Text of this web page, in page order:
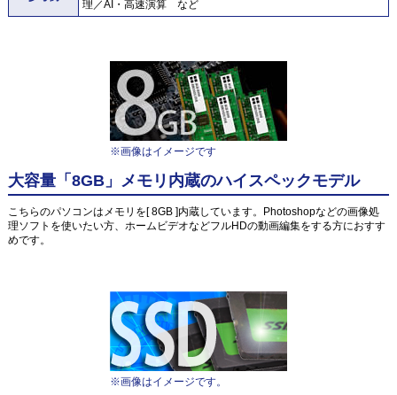
理／AI・高速演算 など
※画像はイメージです
大容量「8GB」メモリ内蔵のハイスペックモデル
こちらのパソコンはメモリを[ 8GB ]内蔵しています。Photoshopなどの画像処
理ソフトを使いたい方、ホームビデオなどフルHDの動画編集をする方におすす
めです。
※画像はイメージです。